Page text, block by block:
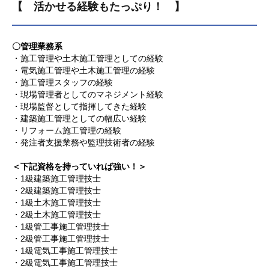
【 活かせる経験もたっぷり！ 】
〇管理業務系
・施工管理や土木施工管理としての経験
・電気施工管理や土木施工管理の経験
・施工管理スタッフの経験
・現場管理者としてのマネジメント経験
・現場監督として指揮してきた経験
・建築施工管理としての幅広い経験
・リフォーム施工管理の経験
・発注者支援業務や監理技術者の経験
＜下記資格を持っていれば強い！＞
・1級建築施工管理技士
・2級建築施工管理技士
・1級土木施工管理技士
・2級土木施工管理技士
・1級管工事施工管理技士
・2級管工事施工管理技士
・1級電気工事施工管理技士
・2級電気工事施工管理技士